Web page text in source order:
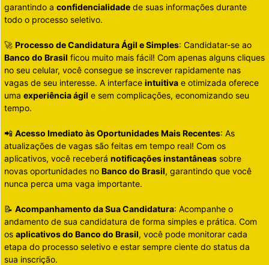
garantindo a confidencialidade de suas informações durante
todo o processo seletivo.
🚀 Processo de Candidatura Ágil e Simples: Candidatar-se ao
Banco do Brasil ficou muito mais fácil! Com apenas alguns cliques
no seu celular, você consegue se inscrever rapidamente nas
vagas de seu interesse. A interface intuitiva e otimizada oferece
uma experiência ágil e sem complicações, economizando seu
tempo.
📲 Acesso Imediato às Oportunidades Mais Recentes: As
atualizações de vagas são feitas em tempo real! Com os
aplicativos, você receberá notificações instantâneas sobre
novas oportunidades no Banco do Brasil, garantindo que você
nunca perca uma vaga importante.
📝 Acompanhamento da Sua Candidatura: Acompanhe o
andamento de sua candidatura de forma simples e prática. Com
os aplicativos do Banco do Brasil, você pode monitorar cada
etapa do processo seletivo e estar sempre ciente do status da
sua inscrição.